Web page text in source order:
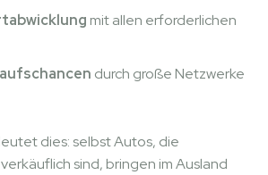
mit allen erforderlichen
durch große Netzwerke
dies: selbst Autos, die
sind, bringen im Ausland